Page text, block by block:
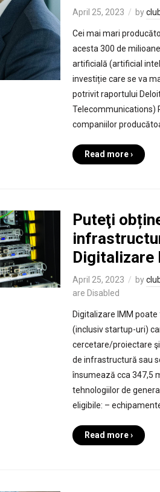
April 25, 2023 by
Cei mai mari
acesta 300 de
artificială (artificial
investiție care se va
potrivit raportului
Telecommunications)
companiilor
Read more ›
Puteţi
Digitalizare
April 25, 2023 by
are Disabled
Digitalizare IMM
(inclusiv startup-uri)
cercetare/proiectare
de infrastructură sau
însumează cca 347,5
tehnologiilor de
eligibile: –
Read more ›